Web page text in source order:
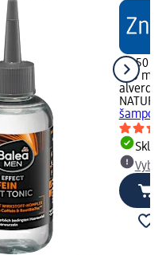
59,50 Kč
200 ml
alverde
šampon